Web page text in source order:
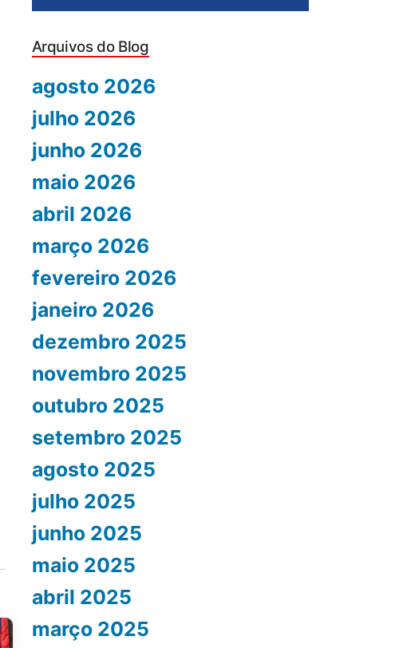
Arquivos do Blog
agosto 2026
julho 2026
junho 2026
maio 2026
abril 2026
março 2026
fevereiro 2026
janeiro 2026
dezembro 2025
novembro 2025
outubro 2025
setembro 2025
agosto 2025
julho 2025
junho 2025
maio 2025
abril 2025
março 2025